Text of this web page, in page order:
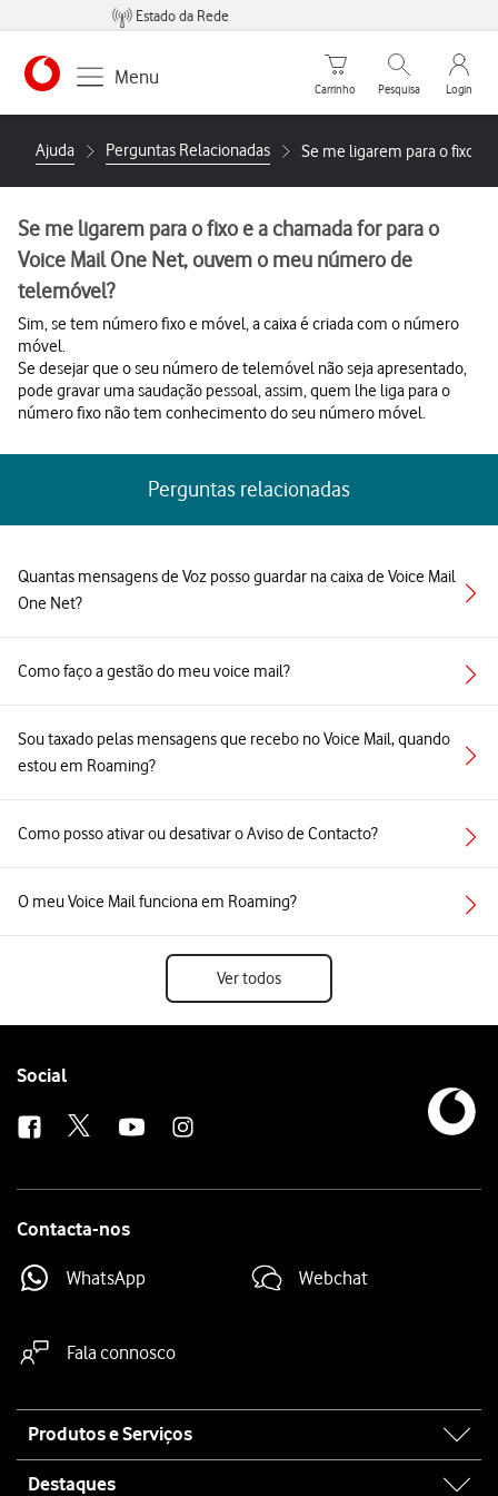
Estado da Rede
Menu
Carrinho de compras
Carrinho
Pesquisar
Pesquisa
My
Login
Ajuda Perguntas Relacionadas Se me ligarem para o fixo e
Se me ligarem para o fixo e a chamada for para o
Voice Mail One Net, ouvem o meu número de
telemóvel?
Sim, se tem número fixo e móvel, a caixa é criada com o número
móvel.
Se desejar que o seu número de telemóvel não seja apresentado,
pode gravar uma saudação pessoal, assim, quem lhe liga para o
número fixo não tem conhecimento do seu número móvel.
Perguntas relacionadas
Quantas mensagens de Voz posso guardar na caixa de Voice Mail
One Net?
Como faço a gestão do meu voice mail?
Sou taxado pelas mensagens que recebo no Voice Mail, quando
estou em Roaming?
Como posso ativar ou desativar o Aviso de Contacto?
O meu Voice Mail funciona em Roaming?
Ver todos
Follow
Social
Contacta-nos
WhatsApp Webchat
Fala connosco
map
Produtos e Serviços
Destaques